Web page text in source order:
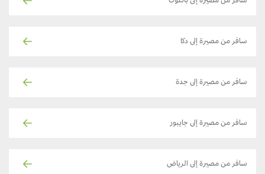
سافر من مصيرة إلى دكا
سافر من مصيرة إلى جدة
سافر من مصيرة إلى جايبور
سافر من مصيرة إلى الرياض